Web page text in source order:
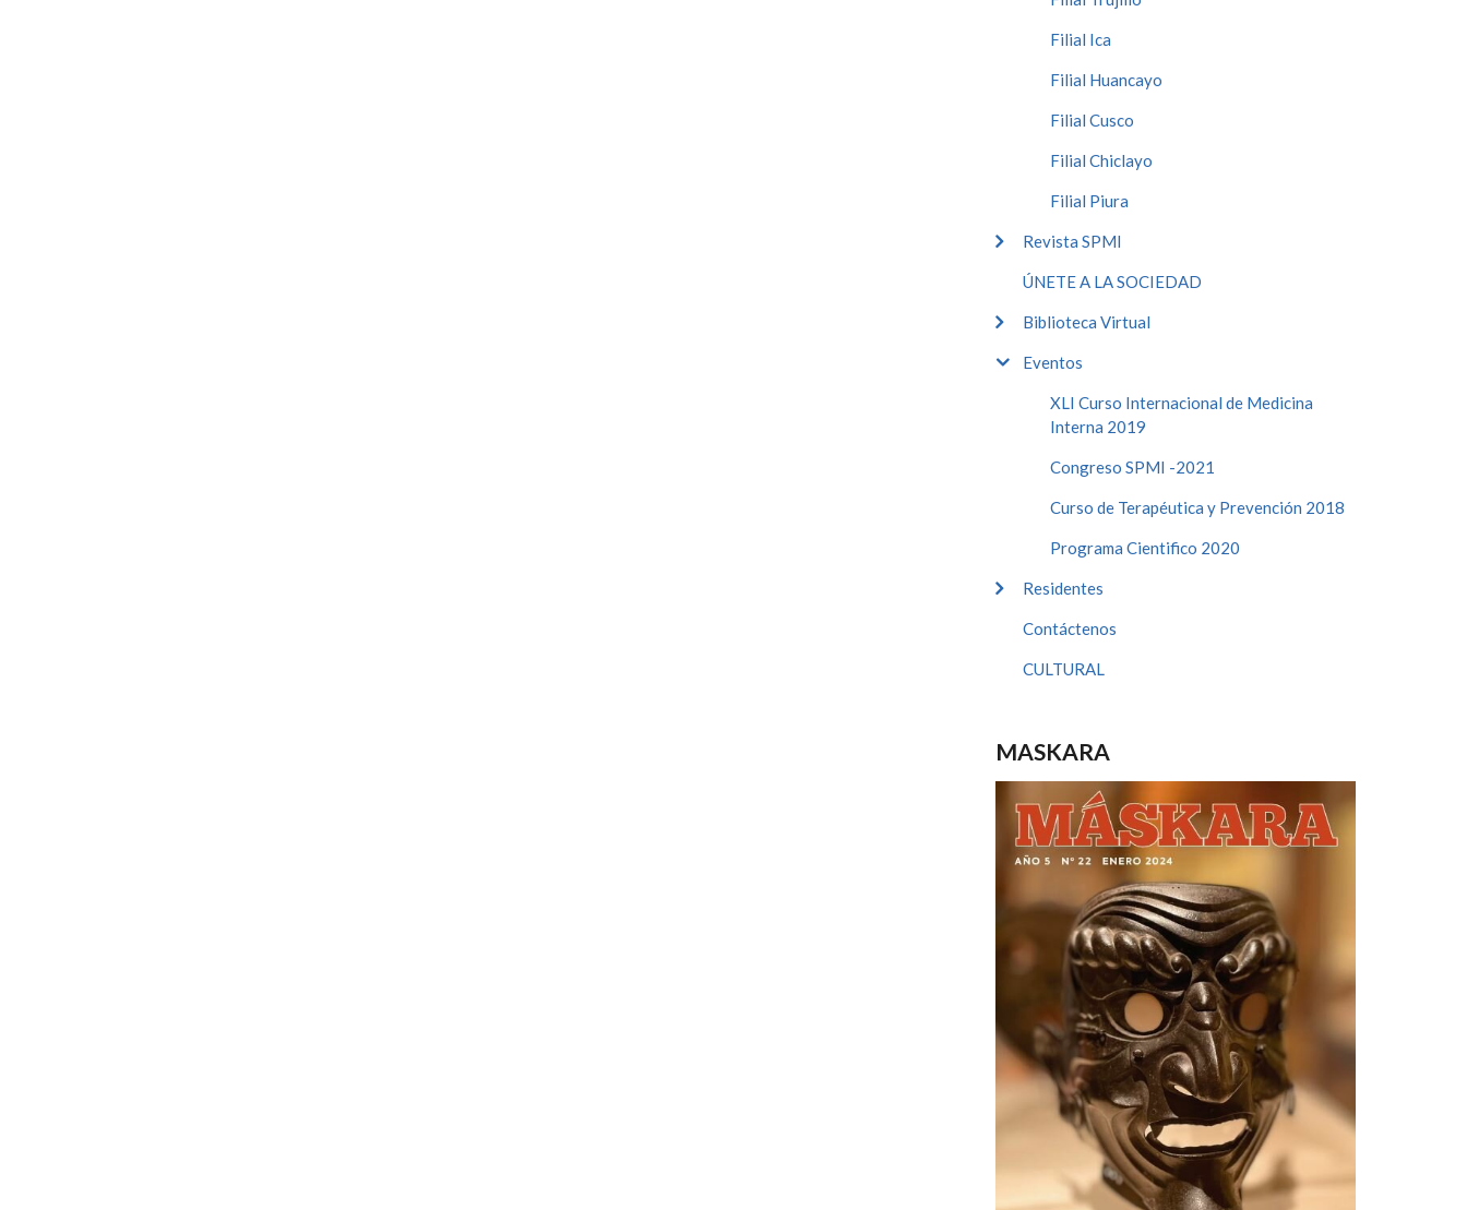
Filial Ica
Filial Huancayo
Filial Cusco
Filial Chiclayo
Filial Piura
Revista SPMI
ÚNETE A LA SOCIEDAD
Biblioteca Virtual
Eventos
XLI Curso Internacional de Medicina
Interna 2019
Congreso SPMI -2021
Curso de Terapéutica y Prevención 2018
Programa Cientifico 2020
Residentes
Contáctenos
CULTURAL
MASKARA